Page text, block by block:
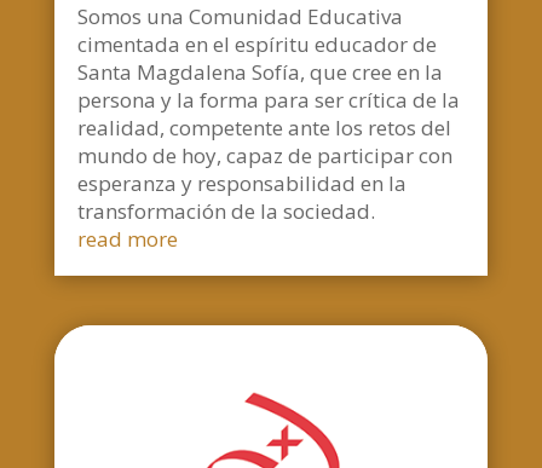
Somos una Comunidad Educativa
cimentada en el espíritu educador de
Santa Magdalena Sofía, que cree en la
persona y la forma para ser crítica de la
realidad, competente ante los retos del
mundo de hoy, capaz de participar con
esperanza y responsabilidad en la
transformación de la sociedad.
read more